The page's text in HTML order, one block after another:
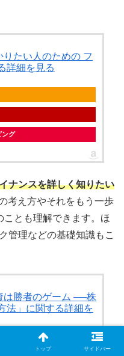
たい人のための フ
詳細を見る
ング
ナンスを詳しく知りたい
考え方やそれをもう一歩
とも理解できます。ほ
管理などの基礎知識もこ
は勝者のゲーム ──株
法」に関する詳細を
トップ サイドバー